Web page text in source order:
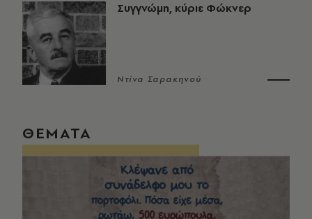
Συγγνώμη, κύριε Φώκνερ
Ντίνα Σαρακηνού
ΘΕΜΑΤΑ